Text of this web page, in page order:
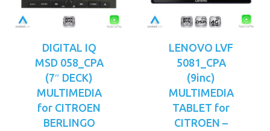
DIGITAL IQ
MSD 058_CPA
(7″ DECK)
MULTIMEDIA
for CITROEN
BERLINGO
LENOVO LVF
5081_CPA
(9inc)
MULTIMEDIA
TABLET for
CITROEN –